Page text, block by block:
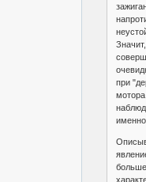
Значит,
при
именно